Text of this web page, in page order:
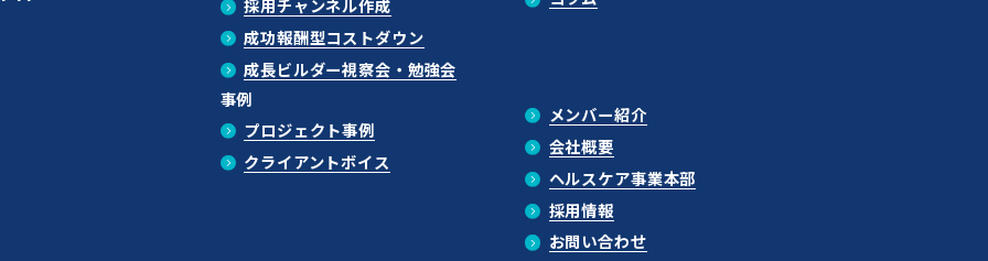
採用チャンネル作成
成功報酬型コストダウン
成長ビルダー視察会・勉強会
事例
プロジェクト事例
クライアントボイス
メンバー紹介
会社概要
ヘルスケア事業本部
採用情報
お問い合わせ